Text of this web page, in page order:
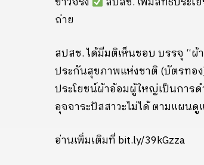
ถ่าย
สปสช. ได้มีมติเห็นชอบ บรรจุ “
ประกันสุขภาพแห่งชาติ (บัตรทอ
ประโยชน์ผ้าอ้อมผู้ใหญ่เป็นการ
อุจจาระปัสสาวะไม่ได้ ตามแผน
อ่านเพิ่มเติมที่ bit.ly/39kGzza